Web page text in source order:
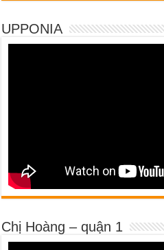
UPPONIA
Chị Hoàng – quận 1